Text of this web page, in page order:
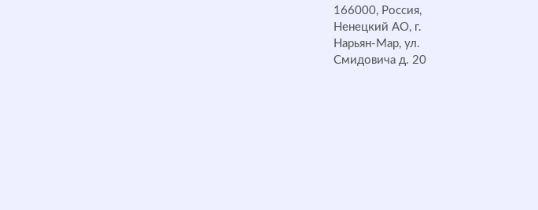
166000, Россия,
Ненецкий АО, г.
Нарьян-Мар, ул.
Смидовича д. 20